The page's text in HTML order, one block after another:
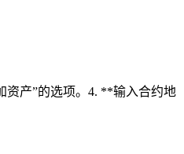
资产”的选项。4. **输入合约地